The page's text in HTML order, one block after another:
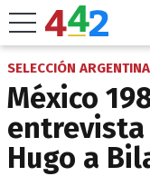
SELECCIÓN ARGENTINA
México
Hugo a